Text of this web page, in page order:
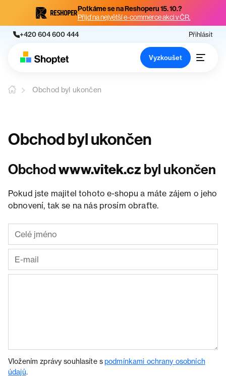
Potkáme se na Reshoperu 15. 10.?
Přijď na největší e-commerce akci v ČR.
+420 604 600 444 Přihlásit
Vyzkoušet
Obchod byl ukončen
Obchod byl ukončen
Obchodwww.vitek.cz byl ukončen
Pokud jste majitel tohoto e-shopu a máte zájem o jeho
obnovení, tak se na nás prosím obraťte.
Vložením zprávy souhlasíte spodmínkami ochrany osobních
údajů.